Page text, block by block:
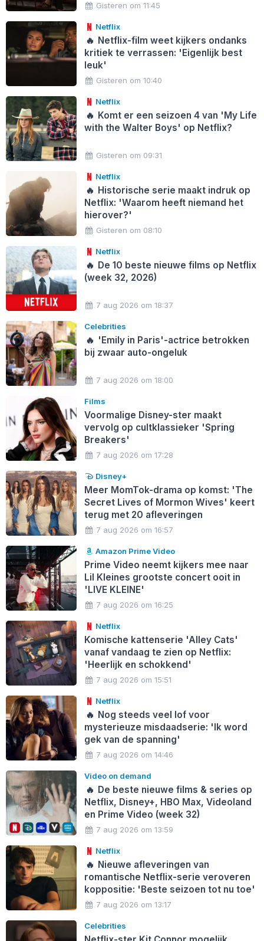
Gisteren om 11:45
Netflix
🔥 Netflix-film weet kijkers ondanks
kritiek te verrassen: 'Eigenlijk best
leuk'
Gisteren om 10:40
Netflix
🔥 Komt er een seizoen 4 van 'My Life
with the Walter Boys' op Netflix?
Gisteren om 09:31
Netflix
🔥 Historische serie maakt indruk op
Netflix: 'Waarom heeft niemand het
hierover?'
Gisteren om 08:10
Netflix
🔥 De 10 beste nieuwe films op Netflix
(week 32, 2026)
7 aug 2026 om 18:37
Celebrities
🔥 'Emily in Paris'-actrice betrokken
bij zwaar auto-ongeluk
7 aug 2026 om 18:00
Films
Voormalige Disney-ster maakt
vervolg op cultklassieker 'Spring
Breakers'
7 aug 2026 om 17:28
Disney+
Meer MomTok-drama op komst: 'The
Secret Lives of Mormon Wives' keert
terug met 20 afleveringen
7 aug 2026 om 16:57
Amazon Prime Video
Prime Video neemt kijkers mee naar
Lil Kleines grootste concert ooit in
'LIVE KLEINE'
7 aug 2026 om 16:25
Netflix
Komische kattenserie 'Alley Cats'
vanaf vandaag te zien op Netflix:
'Heerlijk en schokkend'
7 aug 2026 om 15:51
Netflix
🔥 Nog steeds veel lof voor
mysterieuze misdaadserie: 'Ik word
gek van de spanning'
7 aug 2026 om 14:46
Video on demand
🔥 De beste nieuwe films & series op
Netflix, Disney+, HBO Max, Videoland
en Prime Video (week 32)
7 aug 2026 om 13:59
Netflix
🔥 Nieuwe afleveringen van
romantische Netflix-serie veroveren
koppositie: 'Beste seizoen tot nu toe'
7 aug 2026 om 13:17
Celebrities